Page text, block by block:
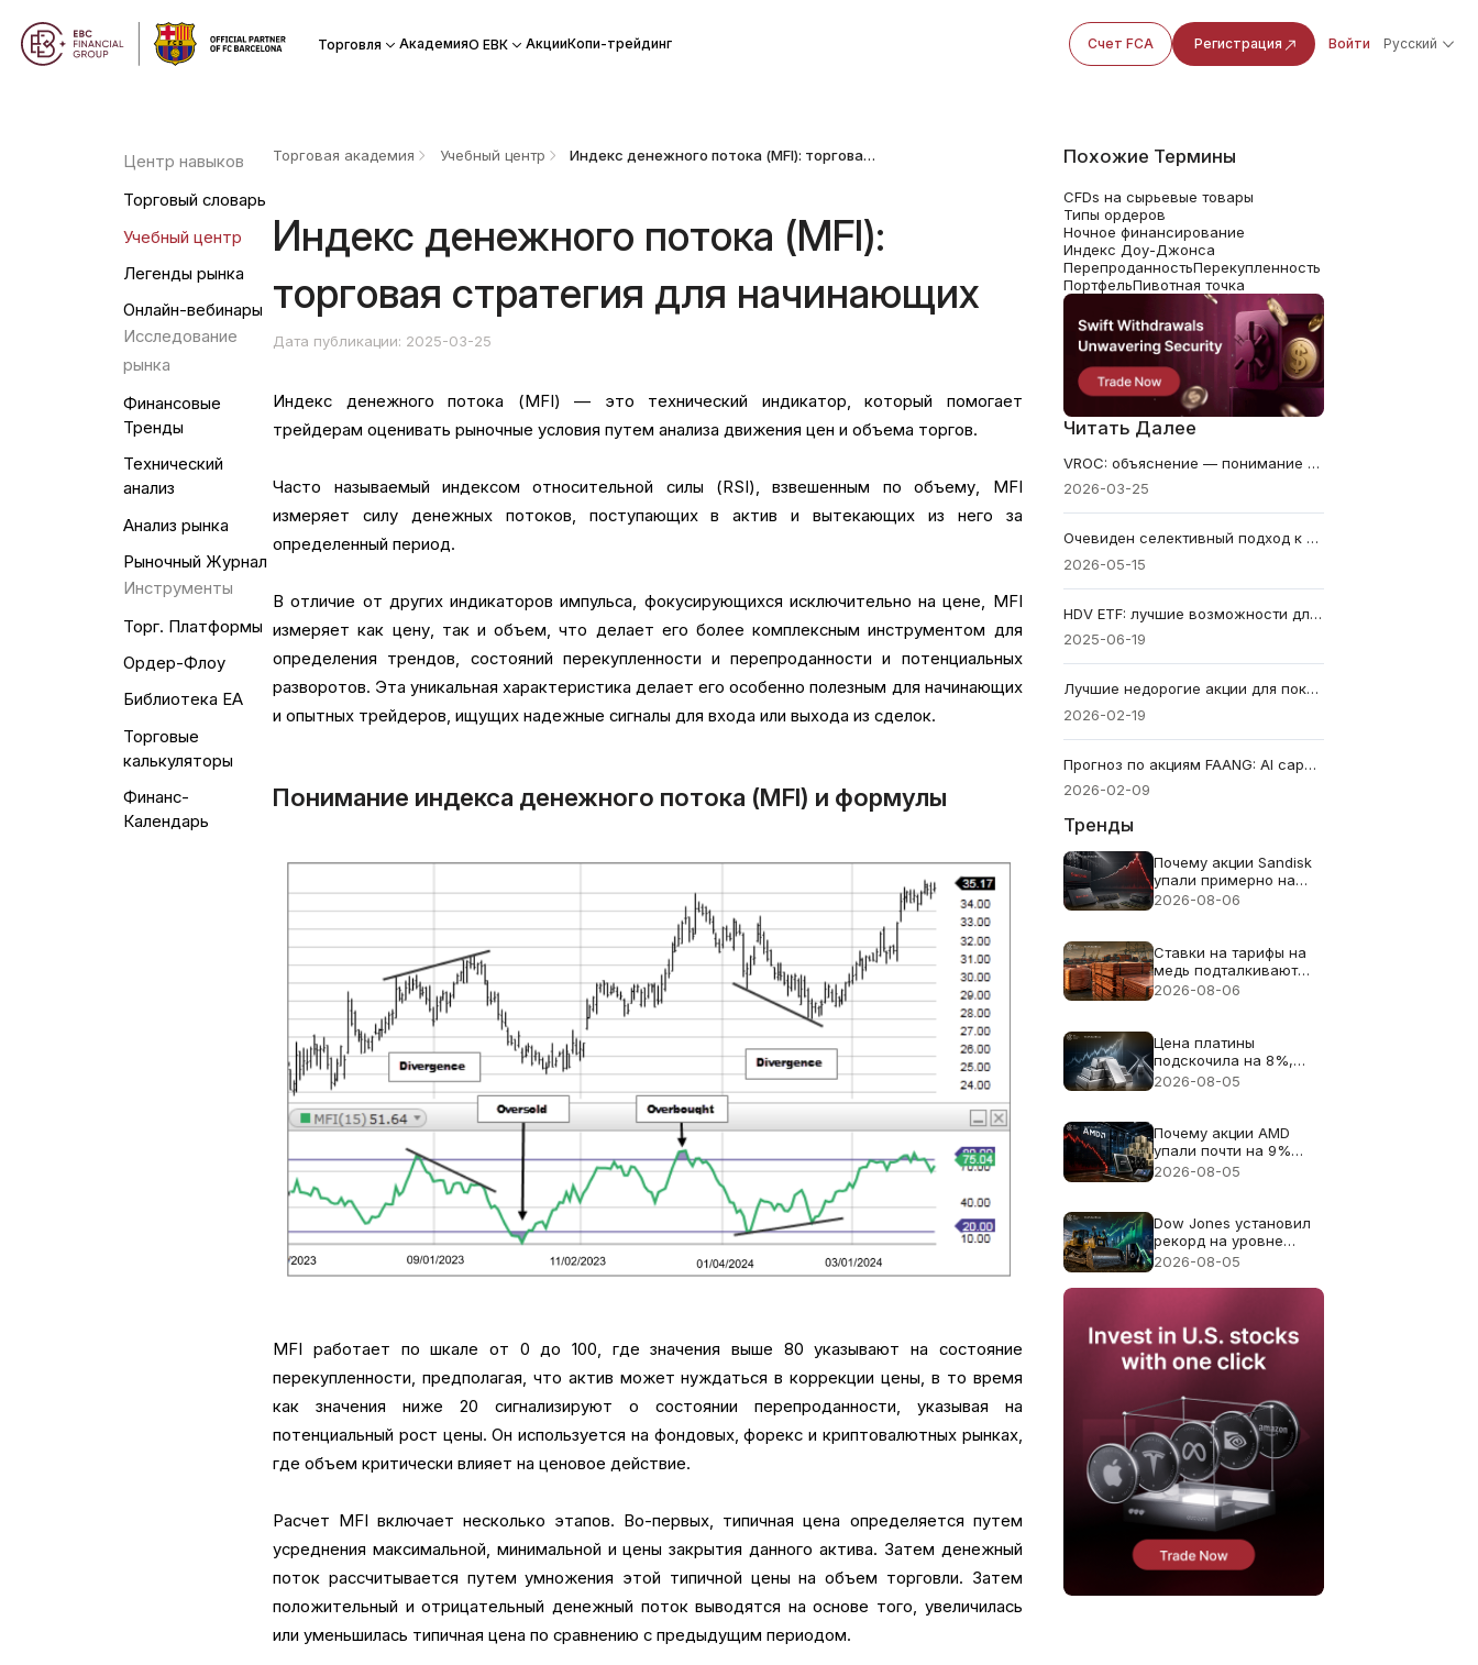
Торговля АкадемияО ЕВК АкцииКопи-трейдинг Счет FCA Регистрация Войти Русский
Центр навыков
Торговый словарь
Учебный центр
Легенды рынка
Онлайн-вебинары
Исследование
рынка
Финансовые
Тренды
Технический
анализ
Анализ рынка
Рыночный Журнал
Инструменты
Торг. Платформы
Ордер-Флоу
Библиотека EA
Торговые
калькуляторы
Финанс-
Календарь
Торговая академия Учебный центр Индекс денежного потока (MFI): торговая стратегия для начинающих
Индекс денежного потока (MFI):
торговая стратегия для начинающих
Дата публикации: 2025-03-25
Индекс денежного потока (MFI) — это технический индикатор, который помогает
трейдерам оценивать рыночные условия путем анализа движения цен и объема торгов.
Часто называемый индексом относительной силы (RSI), взвешенным по объему, MFI
измеряет силу денежных потоков, поступающих в актив и вытекающих из него за
определенный период.
В отличие от других индикаторов импульса, фокусирующихся исключительно на цене, MFI
измеряет как цену, так и объем, что делает его более комплексным инструментом для
определения трендов, состояний перекупленности и перепроданности и потенциальных
разворотов. Эта уникальная характеристика делает его особенно полезным для начинающих
и опытных трейдеров, ищущих надежные сигналы для входа или выхода из сделок.
Понимание индекса денежного потока (MFI) и формулы
MFI работает по шкале от 0 до 100, где значения выше 80 указывают на состояние
перекупленности, предполагая, что актив может нуждаться в коррекции цены, в то время
как значения ниже 20 сигнализируют о состоянии перепроданности, указывая на
потенциальный рост цены. Он используется на фондовых, форекс и криптовалютных рынках,
где объем критически влияет на ценовое действие.
Расчет MFI включает несколько этапов. Во-первых, типичная цена определяется путем
усреднения максимальной, минимальной и цены закрытия данного актива. Затем денежный
поток рассчитывается путем умножения этой типичной цены на объем торговли. Затем
положительный и отрицательный денежный поток выводятся на основе того, увеличилась
или уменьшилась типичная цена по сравнению с предыдущим периодом.
Похожие Термины
CFDs на сырьевые товары
Типы ордеров
Ночное финансирование
Индекс Доу-Джонса
ПерепроданностьПерекупленность
ПортфельПивотная точка
Читать Далее
VROC: объяснение — понимание объёмных трендов для более удачных сделок
2026-03-25
Очевиден селективный подход к акциям AI
2026-05-15
HDV ETF: лучшие возможности для инвесторов в доход
2025-06-19
Лучшие недорогие акции для покупки прямо сейчас: 7 лучших недооцененных акций на 2026 год.
2026-02-19
Прогноз по акциям FAANG: AI capex и сигналы отскока в 2026 году
2026-02-09
Тренды
Почему акции Sandisk
упали примерно на
13% несмотря на
2026-08-06
Ставки на тарифы на
медь подталкивают
цену меди к рекорду
2026-08-06
Цена платины
подскочила на 8%,
поскольку дефицит
внимания
2026-08-05
Почему акции AMD
упали почти на 9%
несмотря на
2026-08-05
Dow Jones установил
рекорд на уровне
54,085: Caterpillar дал
рост, падение цен на
ралли
2026-08-05